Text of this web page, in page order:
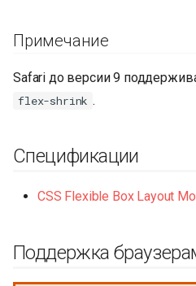
Примечание
Safari до версии 9
flex-shrink .
Спецификации
CSS Flexible Box Layout
Поддержка